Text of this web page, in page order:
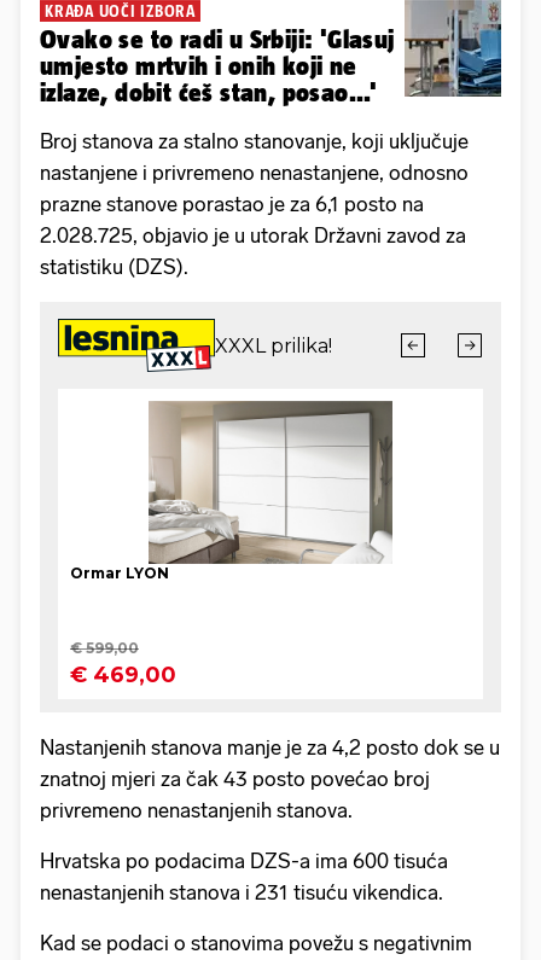
KRAĐA UOČI IZBORA
Ovako se to radi u Srbiji: 'Glasuj
umjesto mrtvih i onih koji ne
izlaze, dobit ćeš stan, posao...'
Broj stanova za stalno stanovanje, koji uključuje
nastanjene i privremeno nenastanjene, odnosno
prazne stanove porastao je za 6,1 posto na
2.028.725, objavio je u utorak Državni zavod za
statistiku (DZS).
Nastanjenih stanova manje je za 4,2 posto dok se u
znatnoj mjeri za čak 43 posto povećao broj
privremeno nenastanjenih stanova.
Hrvatska po podacima DZS-a ima 600 tisuća
nenastanjenih stanova i 231 tisuću vikendica.
Kad se podaci o stanovima povežu s negativnim